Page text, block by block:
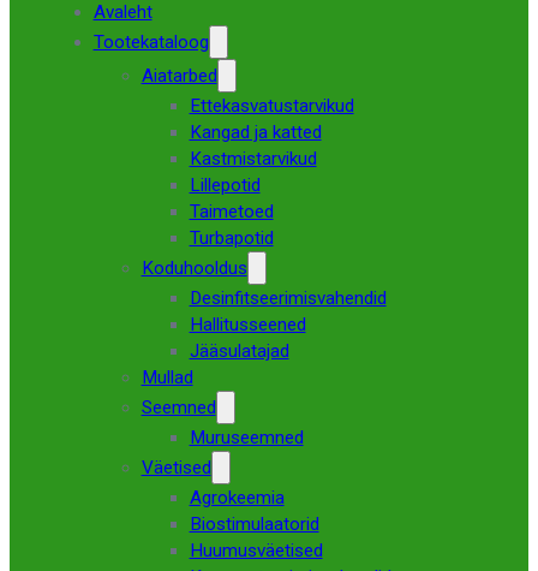
Avaleht
Tootekataloog
Aiatarbed
Ettekasvatustarvikud
Kangad ja katted
Kastmistarvikud
Lillepotid
Taimetoed
Turbapotid
Koduhooldus
Desinfitseerimisvahendid
Hallitusseened
Jääsulatajad
Mullad
Seemned
Muruseemned
Väetised
Agrokeemia
Biostimulaatorid
Huumusväetised